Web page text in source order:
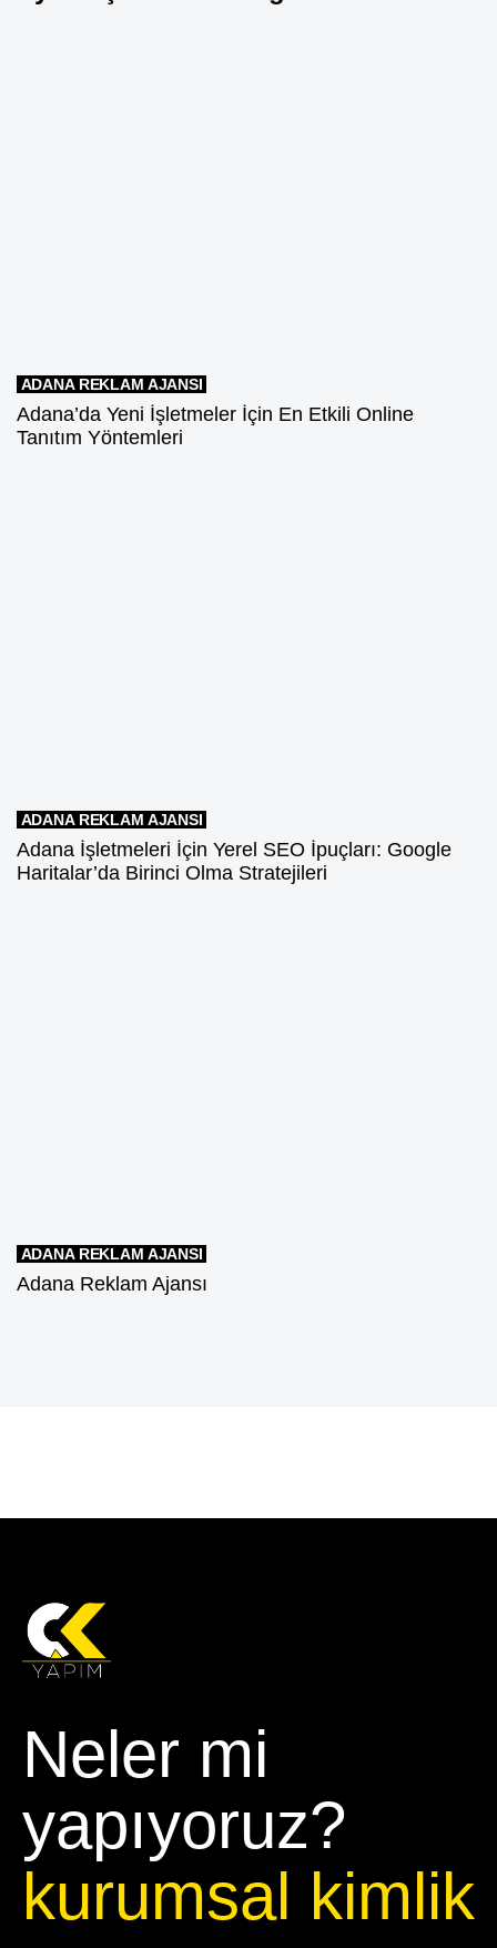
ADANA REKLAM AJANSI
Adana’da Yeni İşletmeler İçin En Etkili Online
Tanıtım Yöntemleri
ADANA REKLAM AJANSI
Adana İşletmeleri İçin Yerel SEO İpuçları: Google
Haritalar’da Birinci Olma Stratejileri
ADANA REKLAM AJANSI
Adana Reklam Ajansı
Neler mi
yapıyoruz?
kurumsal kimlik